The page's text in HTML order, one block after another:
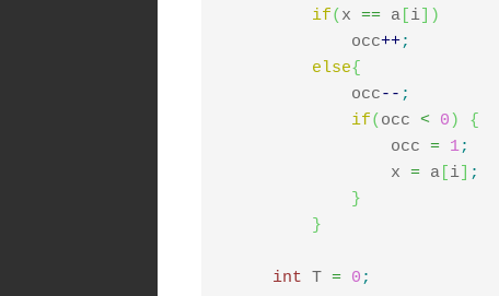
if( x == a i
)
             occ
++;
else{
             occ
-- ;
if( occ < 0 )
{
                 occ
= 1;
                 x
= a i
;
}
}
int T = 0 ;